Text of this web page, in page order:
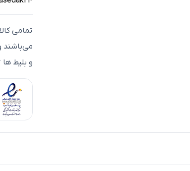
تمامی
می‌باشند
و بلیط